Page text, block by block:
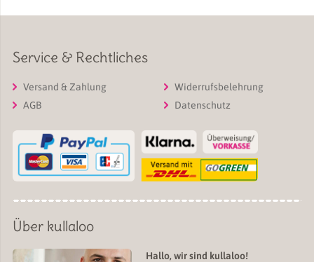
Service & Rechtliches
Versand & Zahlung
AGB
Widerrufsbelehrung
Datenschutz
Über kullaloo
Hallo, wir sind kullaloo!